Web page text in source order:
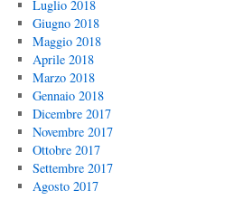
Luglio 2018
Giugno 2018
Maggio 2018
Aprile 2018
Marzo 2018
Gennaio 2018
Dicembre 2017
Novembre 2017
Ottobre 2017
Settembre 2017
Agosto 2017